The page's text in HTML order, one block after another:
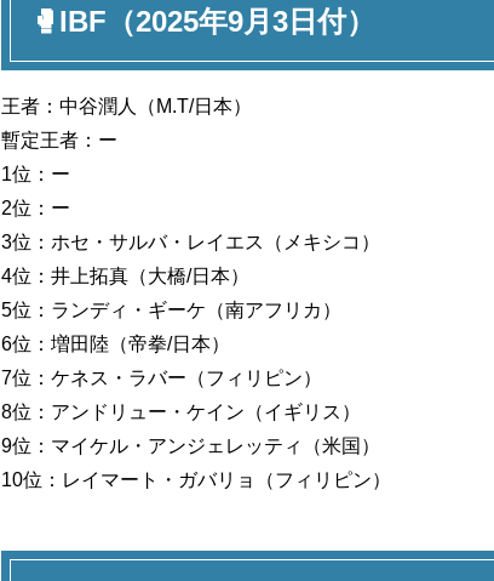
🥊IBF（2025年9月3日付）
王者：中谷潤人（M.T/日本）
暫定王者：ー
1位：ー
2位：ー
3位：ホセ・サルバ・レイエス（メキシコ）
4位：井上拓真（大橋/日本）
5位：ランディ・ギーケ（南アフリカ）
6位：増田陸（帝拳/日本）
7位：ケネス・ラバー（フィリピン）
8位：アンドリュー・ケイン（イギリス）
9位：マイケル・アンジェレッティ（米国）
10位：レイマート・ガバリョ（フィリピン）